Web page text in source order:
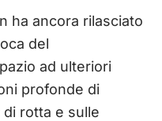
ha ancora rilasciato
del
ad ulteriori
profonde di
rotta e sulle